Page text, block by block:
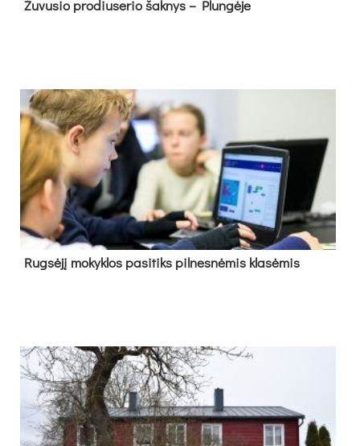
Žu­vu­sio pro­diu­se­rio šak­nys – Plun­gė­je
Rug­sė­jį mo­kyk­los pa­si­tiks pil­nes­nė­mis kla­sė­mis